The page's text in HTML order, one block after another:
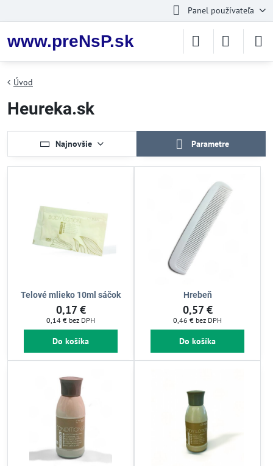
Panel používateľa
www.preNsP.sk
Úvod
Heureka.sk
Najnovšie Parametre
Telové mlieko 10ml sáčok
0,17 €
0,14 € bez DPH
Do košíka
Hrebeň
0,57 €
0,46 € bez DPH
Do košíka